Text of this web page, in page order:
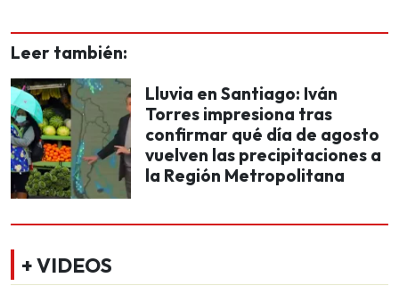
Leer también:
Lluvia en Santiago: Iván
Torres impresiona tras
confirmar qué día de agosto
vuelven las precipitaciones a
la Región Metropolitana
+ VIDEOS